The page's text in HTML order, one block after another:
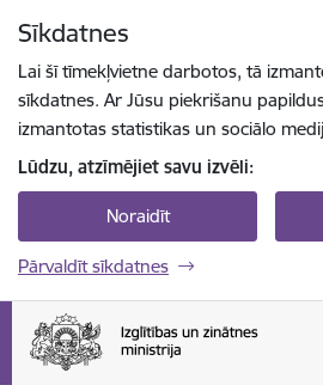
Sīkdatnes
Lai šī tīmekļvietne darbotos, tā
sīkdatnes. Ar Jūsu piekrišanu
izmantotas statistikas un sociālo
Lūdzu, atzīmējiet savu izvēli:
Noraidīt
Pārvaldīt sīkdatnes